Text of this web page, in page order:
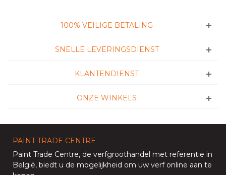
100% VEILIGE BETALING
SNELLE LEVERINGSDIENST
KLANTENDIENST
ONZE WINKELS
PAINT TRADE CENTRE
Paint Trade Centre, de verfgroothandel met referentie in
België, biedt u de mogelijkheid om uw verf online aan te